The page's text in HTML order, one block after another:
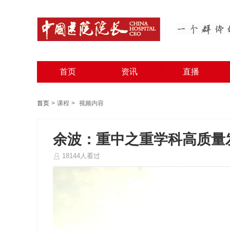
首页 资讯 直播
首页 > 课程 > 视频内容
余波：重中之重学科高质量
18144人看过